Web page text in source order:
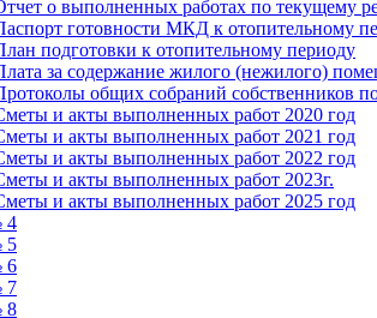
о выполненных работах по текущему
готовности МКД к отопительному
подготовки к отопительному периоду
за содержание жилого (нежилого)
общих собраний собственников
и акты выполненных работ 2020 год
и акты выполненных работ 2021 год
и акты выполненных работ 2022 год
и акты выполненных работ 2023г.
и акты выполненных работ 2025 год
4
5
6
7
8